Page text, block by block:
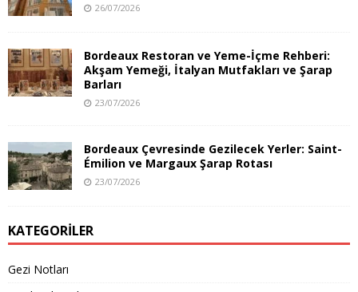
26/07/2026
Bordeaux Restoran ve Yeme-İçme Rehberi:
Akşam Yemeği, İtalyan Mutfakları ve Şarap
Barları
23/07/2026
Bordeaux Çevresinde Gezilecek Yerler: Saint-
Émilion ve Margaux Şarap Rotası
23/07/2026
KATEGORILER
Gezi Notları